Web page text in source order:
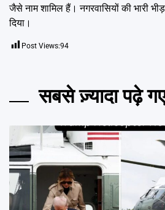
जैसे नाम शामिल हैं। नगरवासियों की भारी
दिया।
Post Views:94
सबसे ज़्यादा पढ़े